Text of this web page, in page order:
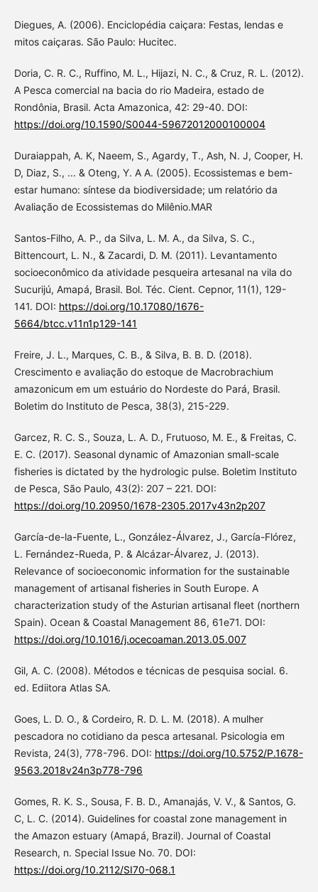
Diegues, A. (2006). Enciclopédia caiçara: Festas, lendas e
mitos caiçaras. São Paulo: Hucitec.
Doria, C. R. C., Ruffino, M. L., Hijazi, N. C., & Cruz, R. L. (2012).
A Pesca comercial na bacia do rio Madeira, estado de
Rondônia, Brasil. Acta Amazonica, 42: 29-40. DOI:
https://doi.org/10.1590/S0044-59672012000100004
Duraiappah, A. K, Naeem, S., Agardy, T., Ash, N. J, Cooper, H.
D, Diaz, S., ... & Oteng, Y. A A. (2005). Ecossistemas e bem-
estar humano: síntese da biodiversidade; um relatório da
Avaliação de Ecossistemas do Milênio.MAR
Santos-Filho, A. P., da Silva, L. M. A., da Silva, S. C.,
Bittencourt, L. N., & Zacardi, D. M. (2011). Levantamento
socioeconômico da atividade pesqueira artesanal na vila do
Sucurijú, Amapá, Brasil. Bol. Téc. Cient. Cepnor, 11(1), 129-
141. DOI: https://doi.org/10.17080/1676-
5664/btcc.v11n1p129-141
Freire, J. L., Marques, C. B., & Silva, B. B. D. (2018).
Crescimento e avaliação do estoque de Macrobrachium
amazonicum em um estuário do Nordeste do Pará, Brasil.
Boletim do Instituto de Pesca, 38(3), 215-229.
Garcez, R. C. S., Souza, L. A. D., Frutuoso, M. E., & Freitas, C.
E. C. (2017). Seasonal dynamic of Amazonian small-scale
fisheries is dictated by the hydrologic pulse. Boletim Instituto
de Pesca, São Paulo, 43(2): 207 – 221. DOI:
https://doi.org/10.20950/1678-2305.2017v43n2p207
García-de-la-Fuente, L., González-Álvarez, J., García-Flórez,
L. Fernández-Rueda, P. & Alcázar-Álvarez, J. (2013).
Relevance of socioeconomic information for the sustainable
management of artisanal fisheries in South Europe. A
characterization study of the Asturian artisanal fleet (northern
Spain). Ocean & Coastal Management 86, 61e71. DOI:
https://doi.org/10.1016/j.ocecoaman.2013.05.007
Gil, A. C. (2008). Métodos e técnicas de pesquisa social. 6.
ed. Ediitora Atlas SA.
Goes, L. D. O., & Cordeiro, R. D. L. M. (2018). A mulher
pescadora no cotidiano da pesca artesanal. Psicologia em
Revista, 24(3), 778-796. DOI: https://doi.org/10.5752/P.1678-
9563.2018v24n3p778-796
Gomes, R. K. S., Sousa, F. B. D., Amanajás, V. V., & Santos, G.
C, L. C. (2014). Guidelines for coastal zone management in
the Amazon estuary (Amapá, Brazil). Journal of Coastal
Research, n. Special Issue No. 70. DOI:
https://doi.org/10.2112/SI70-068.1